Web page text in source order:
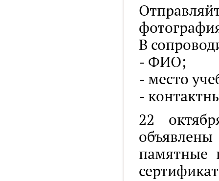
В
- ФИО;
- место
-
22
памятные